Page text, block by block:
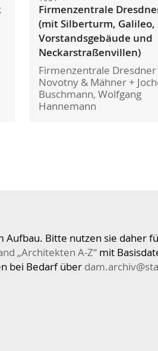
Firmenzentrale
(mit Silberturm, Galileo,
Vorstandsgebäude und
Neckarstraßenvillen)
Firmenzentrale Dresdner
Novotny & Mähner +
Buschmann, Wolfgang
Hannemann
Aufbau. Bitte nutzen sie daher
„Architekten A-Z“mit
bei Bedarf über